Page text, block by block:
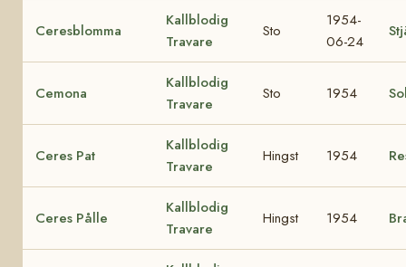
Ceresblomma
Kallblodig
Travare
Sto
1954-
06-24
Cemona
Kallblodig
Travare
Sto 1954
Ceres Pat
Kallblodig
Travare
Hingst 1954
Ceres Pålle
Kallblodig
Travare
Hingst 1954